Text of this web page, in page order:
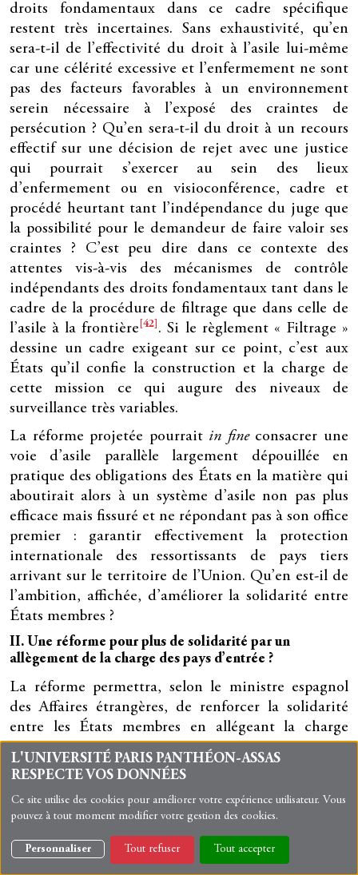
droits fondamentaux dans ce cadre spécifique
restent très incertaines. Sans exhaustivité, qu’en
sera-t-il de l’effectivité du droit à l’asile lui-même
car une célérité excessive et l’enfermement ne sont
pas des facteurs favorables à un environnement
serein nécessaire à l’exposé des craintes de
persécution ? Qu’en sera-t-il du droit à un recours
effectif sur une décision de rejet avec une justice
qui pourrait s’exercer au sein des lieux
d’enfermement ou en visioconférence, cadre et
procédé heurtant tant l’indépendance du juge que
la possibilité pour le demandeur de faire valoir ses
craintes ? C’est peu dire dans ce contexte des
attentes vis-à-vis des mécanismes de contrôle
indépendants des droits fondamentaux tant dans le
cadre de la procédure de filtrage que dans celle de
l’asile à la frontière [42] . Si le règlement « Filtrage »
dessine un cadre exigeant sur ce point, c’est aux
États qu’il confie la construction et la charge de
cette mission ce qui augure des niveaux de
surveillance très variables.
La réforme projetée pourraitin fineconsacrer une
voie d’asile parallèle largement dépouillée en
pratique des obligations des États en la matière qui
aboutirait alors à un système d’asile non pas plus
efficace mais fissuré et ne répondant pas à son office
premier : garantir effectivement la protection
internationale des ressortissants de pays tiers
arrivant sur le territoire de l’Union. Qu’en est-il de
l’ambition, affichée, d’améliorer la solidarité entre
États membres ?
II. Une réforme pour plus de solidarité par un
allègement de la charge des pays d’entrée ?
La réforme permettra, selon le ministre espagnol
des Affaires étrangères, de renforcer la solidarité
entre les États membres en allégeant la charge
pesant sur ceux d’entre eux qui sont les plus
exposés à l’arrivée des potentiels demandeurs
indispensable pour répondre aux faiblesses
structurelles du système d’asile de l’Union, les
nouveautés, toutes portées par le règlement
« Gestion asile et migration », ne paraissent pas de
L'UNIVERSITÉ PARIS PANTHÉON-ASSAS
RESPECTE VOS DONNÉES
Ce site utilise des cookies pour améliorer votre expérience utilisateur. Vous
pouvez à tout moment modifier votre gestion des cookies.
Personnaliser Tout refuser Tout accepter